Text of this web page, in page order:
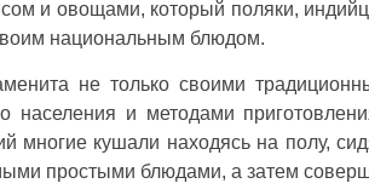
и овощами, который поляки,
национальным блюдом.
не только своими
населения и методами
многие кушали находясь на полу,
простыми блюдами, а затем